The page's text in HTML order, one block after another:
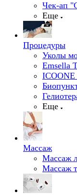
Чек-ап
Еще
Процедуры
Уколы
Emsella
ICOONE
Еще
Массаж
Массаж
Массаж